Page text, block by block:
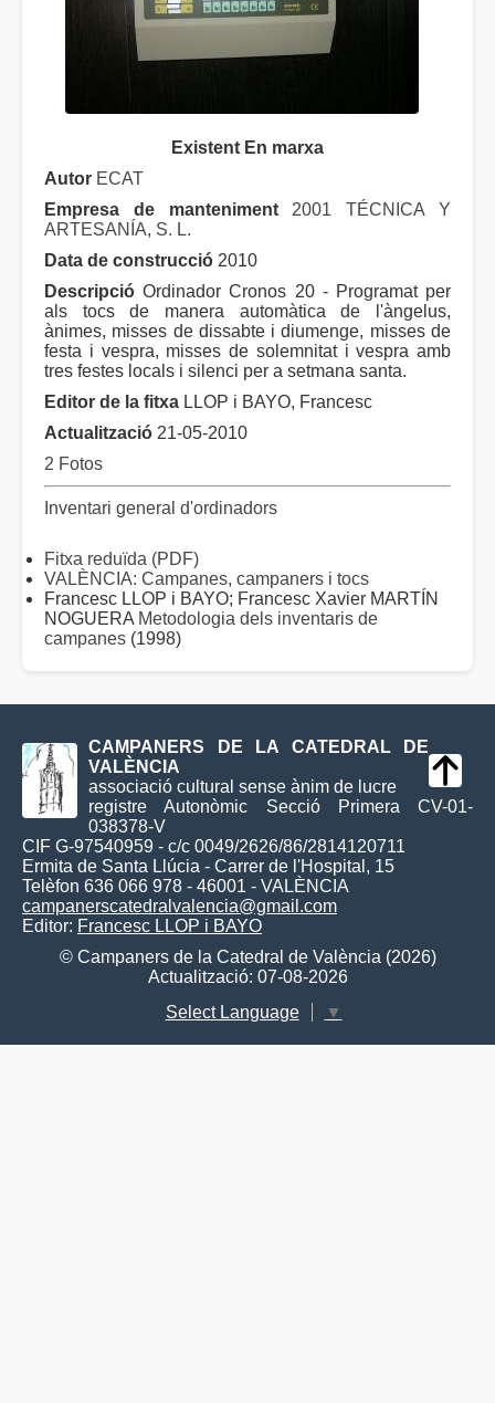
Existent En marxa
Autor ECAT
Empresa de manteniment
2001 TÉCNICA Y
ARTESANÍA, S. L.
Data de construcció 2010
Descripció Ordinador Cronos 20 - Programat per
als tocs de manera automàtica de l'àngelus,
ànimes, misses de dissabte i diumenge, misses de
festa i vespra, misses de solemnitat i vespra amb
tres festes locals i silenci per a setmana santa.
Editor de la fitxa LLOP i BAYO, Francesc
Actualització 21-05-2010
2 Fotos
Inventari general d'ordinadors
Fitxa reduïda (PDF)
VALÈNCIA: Campanes, campaners i tocs
Francesc LLOP i BAYO; Francesc Xavier MARTÍN
NOGUERA Metodologia dels inventaris de
campanes (1998)
CAMPANERS DE LA CATEDRAL DE
VALÈNCIA
associació cultural sense ànim de lucre
registre Autonòmic Secció Primera CV-01-
038378-V
CIF G-97540959 - c/c 0049/2626/86/2814120711
Ermita de Santa Llúcia - Carrer de l'Hospital, 15
Telèfon 636 066 978 - 46001 - VALÈNCIA
campanerscatedralvalencia@gmail.com
Editor: Francesc LLOP i BAYO
© Campaners de la Catedral de València (2026)
Actualització: 07-08-2026
Select Language
▼